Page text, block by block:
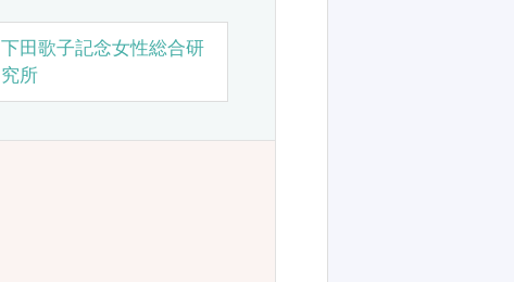
下田歌子記念女性総合研
究所